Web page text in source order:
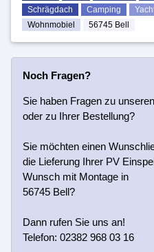
Schrägdach
Camping
Wohnmobiel
56745 Bell
Noch Fragen?
Sie haben Fragen zu
oder zu Ihrer Bestellung?
Sie möchten einen
die Lieferung Ihrer PV
Wunsch mit Montage in
56745 Bell?
Dann rufen Sie uns an!
Telefon: 02382 968 03 16